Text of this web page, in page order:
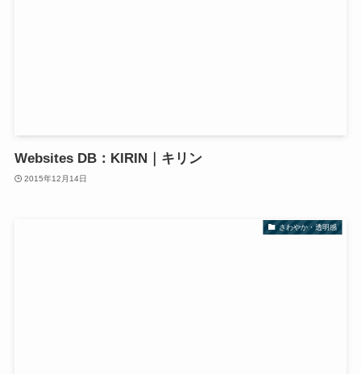
Websites DB：KIRIN｜キリン
2015年12月14日
さわやか・透明感